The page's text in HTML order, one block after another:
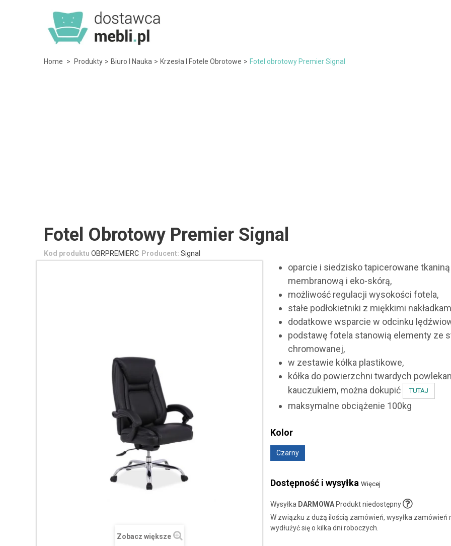
Home > Produkty > Biuro I Nauka > Krzesła I Fotele Obrotowe > Fotel obrotowy Premier Signal
Fotel Obrotowy Premier Signal
Kod produktu OBRPREMIERC Producent: Signal
Zobacz większe
oparcie i siedzisko tapicerowane tkaniną
membranową i eko-skórą,
możliwość regulacji wysokości fotela,
stałe podłokietniki z miękkimi
dodatkowe wsparcie w odcinku
podstawę fotela stanowią elementy ze
chromowanej,
w zestawie kółka plastikowe,
kółka do powierzchni twardych
kauczukiem, można dokupić
TUTAJ
maksymalne obciążenie 100kg
Czarny
Dostępność i wysyłka Więcej
Wysyłka DARMOWA Produkt niedostępny
W związku z dużą ilością zamówień, wysyłka zamówień
wydłużyć się o kilka dni roboczych.